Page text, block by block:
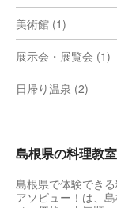
美術館 (1)
展示会・展覧会 (1)
日帰り温泉 (2)
島根県の料理教
島根県で体験でき
アソビュー！は、